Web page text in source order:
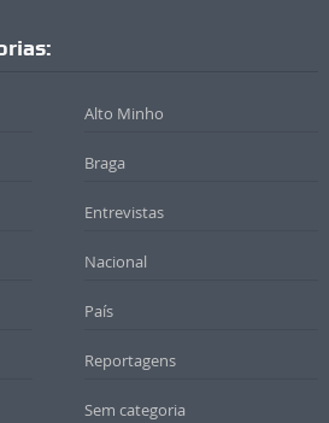
Alto Minho
Braga
Entrevistas
Nacional
País
Reportagens
Sem categoria